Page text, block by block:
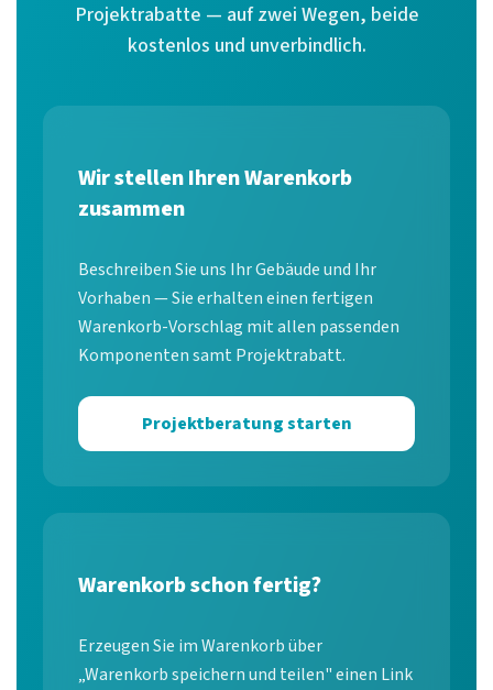
Projektrabatte — auf zwei Wegen, beide
kostenlos und unverbindlich.
Wir stellen Ihren Warenkorb
zusammen
Beschreiben Sie uns Ihr Gebäude und Ihr
Vorhaben — Sie erhalten einen fertigen
Warenkorb-Vorschlag mit allen passenden
Komponenten samt Projektrabatt.
Projektberatung starten
Warenkorb schon fertig?
Erzeugen Sie im Warenkorb über
„Warenkorb speichern und teilen" einen Link